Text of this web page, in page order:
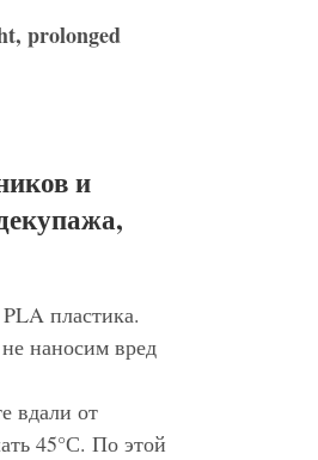
prolonged
и
пластика.
наносим вред
вдали от
45°С. По этой